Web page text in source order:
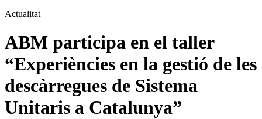
Actualitat
ABM participa en el taller
“Experiències en la gestió de les
descàrregues de Sistema
Unitaris a Catalunya”